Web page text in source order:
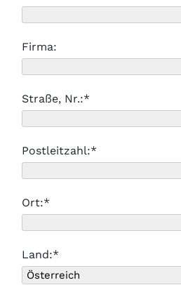
Firma:
Straße, Nr.:*
Postleitzahl:*
Ort:*
Land:*